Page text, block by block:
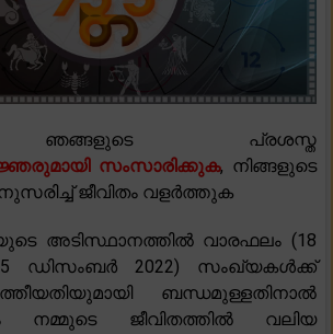
ഞങ്ങളുടെ പ്രശസ്ത
സംസാരിക്കുക, നിങ്ങളുടെ
ജീവിതം വളർത്തുക
അടിസ്ഥാനത്തിൽ വാരഫലം (18
ഡിസംബർ 2022) സംഖ്യകൾക്ക്
ബന്ധമുള്ളതിനാൽ
നമ്മുടെ ജീവിതത്തിൽ വലിയ